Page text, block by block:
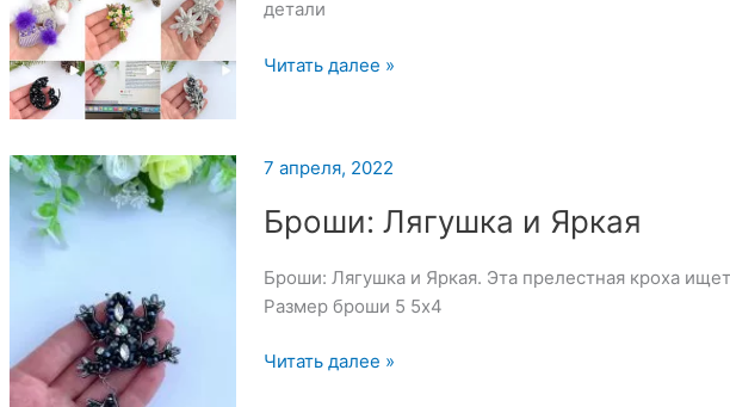
детали
Подборка
—
7
апреля
Читать далее »
7 апреля, 2022
Броши: Лягушка и Яркая
Броши: Лягушка и Яркая. Эта прелестная кроха
Размер броши 5 5х4
Броши:
Читать далее »